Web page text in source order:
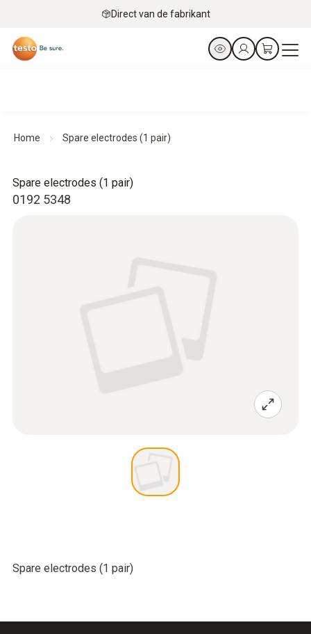
Direct van de fabrikant
Home Spare electrodes (1 pair)
0192 5348
Spare electrodes (1 pair)
Spare electrodes (1 pair)